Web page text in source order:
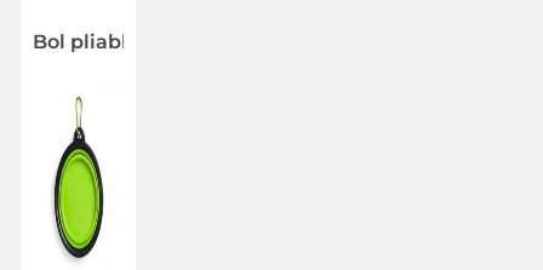
Bol pliable en caoutchouc